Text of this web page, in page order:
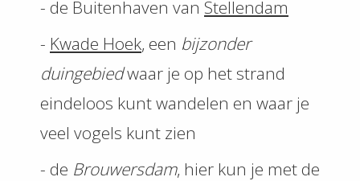
- de Buitenhaven van Stellendam
- Kwade Hoek, een bijzonder
duingebiedwaar je op het strand
eindeloos kunt wandelen en waar je
veel vogels kunt zien
- de Brouwersdam, hier kun je met de